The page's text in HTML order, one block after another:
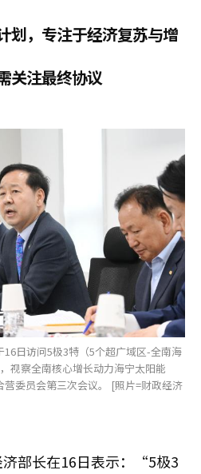
划，专注于经济复苏与增
关注最终协议
日访问5极3特（5个超广域区-全南海
视察全南核心增长动力海宁太阳能
委员会第三次会议。 [照片=财政经济
部长在16日表示：“5极3